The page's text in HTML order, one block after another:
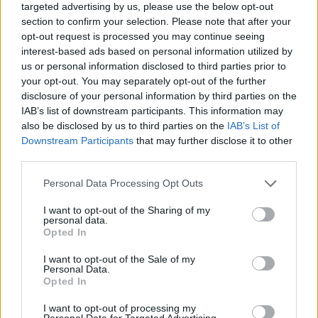
targeted advertising by us, please use the below opt-out
section to confirm your selection. Please note that after your
opt-out request is processed you may continue seeing
interest-based ads based on personal information utilized by
us or personal information disclosed to third parties prior to
your opt-out. You may separately opt-out of the further
disclosure of your personal information by third parties on the
IAB’s list of downstream participants. This information may
also be disclosed by us to third parties on the IAB’s List of
Downstream Participants that may further disclose it to other
Personal Data Processing Opt Outs
I want to opt-out of the Sharing of my
personal data.
Opted In
I want to opt-out of the Sale of my
Personal Data.
Opted In
I want to opt-out of processing my
Afhængigt af, om han har gjort det før og i givet
fald hvor mange gange, vanker der som minimum
en bødestraf svarende til hans månedsløn. Næste
trin er betinget fængsel, senere ubetinget fængsel,
og desuden risikerer han at få konfiskeret bilen.
at have kørt bil uden kørekort 146 gange, hvilket
anses for at være en slags uofficiel
danmarksrekord.
Den slår den unge mand næppe, men der kan
være yderligere problemer på vej. Patruljen fik
nemlig mistanke om, at han både var alkohol- og
Del artikel
Mennesker